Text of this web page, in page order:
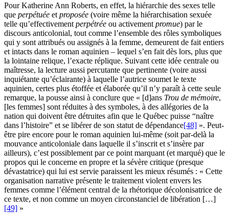
Pour Katherine Ann Roberts, en effet, la hiérarchie des sexes telle
que perpétuée et proposée (voire même la hiérarchisation sexuée
telle qu’effectivement perpétrée ou activement promue) par le
discours anticolonial, tout comme l’ensemble des rôles symboliques
qui y sont attribués ou assignés à la femme, demeurent de fait entiers
et intacts dans le roman aquinien – lequel s’en fait dès lors, plus que
la lointaine relique, l’exacte réplique. Suivant cette idée centrale ou
maîtresse, la lecture aussi percutante que pertinente (voire aussi
inquiétante qu’éclairante) à laquelle l’autrice soumet le texte
aquinien, certes plus étoffée et élaborée qu’il n’y paraît à cette seule
remarque, la pousse ainsi à conclure que « [d]ans Trou de mémoire,
[les femmes] sont réduites à des symboles, à des allégories de la
nation qui doivent être détruites afin que le Québec puisse “naître
dans l’histoire” et se libérer de son statut de dépendance[48] ». Peut-
être pire encore pour le roman aquinien lui-même (soit par-delà la
mouvance anticoloniale dans laquelle il s’inscrit et s’insère par
ailleurs), c’est possiblement par ce point marquant (et marqué) que le
propos qui le concerne en propre et la sévère critique (presque
dévastatrice) qui lui est servie paraissent les mieux résumés : « Cette
organisation narrative présente le traitement violent envers les
femmes comme l’élément central de la rhétorique décolonisatrice de
ce texte, et non comme un moyen circonstanciel de libération […]
[49] »